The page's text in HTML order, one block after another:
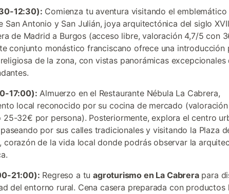
12:30): Comienza tu aventura visitando el emblemático
San Antonio y San Julián, joya arquitectónica del siglo
de Madrid a Burgos (acceso libre, valoración 4,7/5 con
conjunto monástico franciscano ofrece una introducción
de la zona, con vistas panorámicas excepcionales
17:00): Almuerzo en el Restaurante Nébula La Cabrera,
local reconocido por su cocina de mercado
25-32€ por persona). Posteriormente, explora el centro
por sus calles tradicionales y visitando la Plaza
corazón de la vida local donde podrás observar la
21:00): Regreso a tuagroturismo en La Cabrerapara
del entorno rural. Cena casera preparada con productos